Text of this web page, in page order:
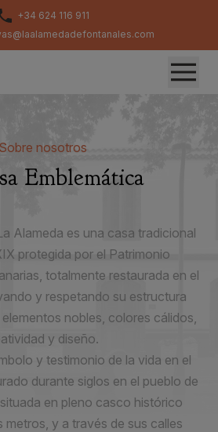
+34 624 116 911
Sobre nosotros
Emblemática
Alameda es una casa tradicional
protegida por el Patrimonio
totalmente restaurada en el
y respetando su estructura
nobles, colores cálidos,
y diseño.
y testimonio de la vida en el
durante siglos en el pueblo de
en pleno casco histórico
metros, y a través de sus calles